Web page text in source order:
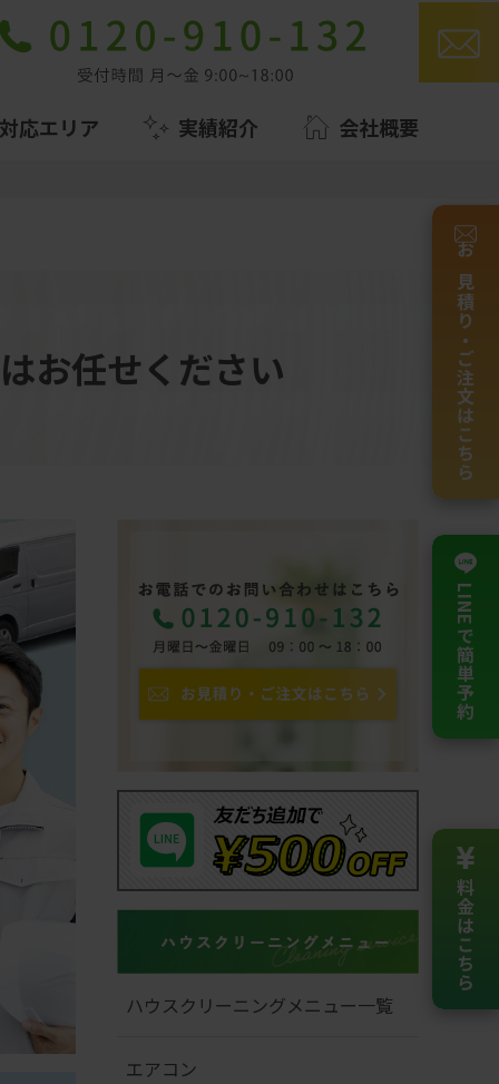
応エリア 実績紹介 会社概要
お任せください
ハウスクリーニングメニュー一覧
エアコン
お見積り・ご注文はこちら
LINEで簡単予約
料金は
こちら